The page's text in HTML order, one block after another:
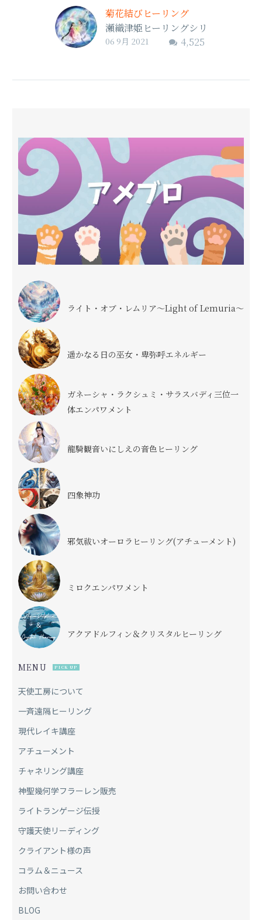
菊花結びヒーリング
瀬織津姫ヒーリングシリ
ーズ第4弾〜菊花結…4,525
06 9月 2021
ライト・オブ・レムリア〜Light of Lemuria〜
遥かなる日の巫女・卑弥呼エネルギー
ガネーシャ・ラクシュミ・サラスバディ三位一
体エンパワメント
龍騎観音いにしえの音色ヒーリング
四象神功
邪気祓いオーロラヒーリング(アチューメント)
ミロクエンパワメント
アクアドルフィン＆クリスタルヒーリング
MENU PICK UP
天使工房について
一斉遠隔ヒーリング
現代レイキ講座
アチューメント
チャネリング講座
神聖幾何学フラーレン販売
ライトランゲージ伝授
守護天使リーディング
クライアント様の声
コラム＆ニュース
お問い合わせ
BLOG